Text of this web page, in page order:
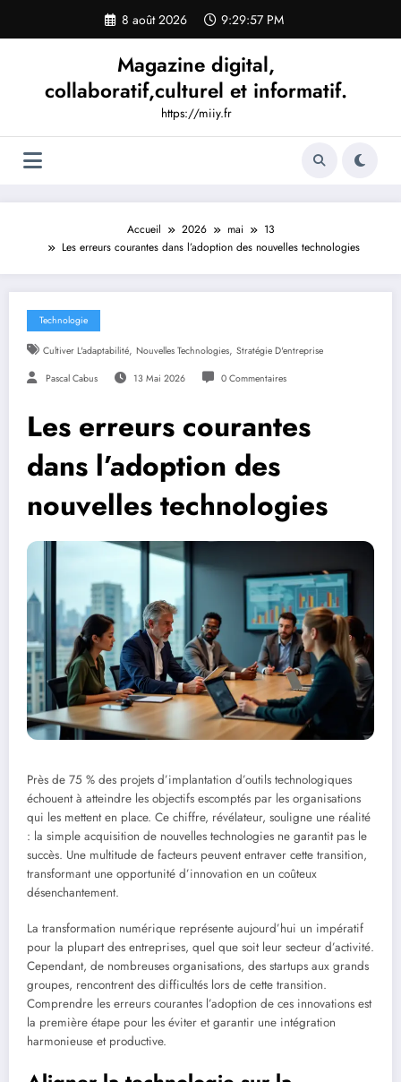
contenu
8 août 2026 9:29:59 PM
Magazine digital,
collaboratif,culturel et informatif.
https://miiy.fr
Accueil 2026 mai
13
Les erreurs courantes dans l’adoption des nouvelles technologies
Technologie
Cultiver L'adaptabilité, Nouvelles Technologies, Stratégie D'entreprise
Pascal Cabus 13 Mai 2026 0 Commentaires
Les erreurs courantes
dans l’adoption des
nouvelles technologies
Près de 75 % des projets d’implantation d’outils technologiques
échouent à atteindre les objectifs escomptés par les organisations
qui les mettent en place. Ce chiffre, révélateur, souligne une réalité
: la simple acquisition de nouvelles technologies ne garantit pas le
succès. Une multitude de facteurs peuvent entraver cette transition,
transformant une opportunité d’innovation en un coûteux
désenchantement.
La transformation numérique représente aujourd’hui un impératif
pour la plupart des entreprises, quel que soit leur secteur d’activité.
Cependant, de nombreuses organisations, des startups aux grands
groupes, rencontrent des difficultés lors de cette transition.
Comprendre les erreurs courantes l’adoption de ces innovations est
la première étape pour les éviter et garantir une intégration
harmonieuse et productive.